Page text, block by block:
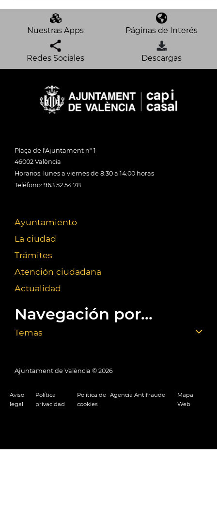
Nuestras Apps Páginas de Interés
Redes Sociales Descargas
Plaça de l'Ajuntament nº 1
46002 València
Horarios: lunes a viernes de 8:30 a 14:00 horas
Teléfono: 963 52 54 78
Ayuntamiento
La ciudad
Trámites
Atención ciudadana
Actualidad
Navegación por...
Temas
Ajuntament de València © 2026
Aviso
legal
Política
privacidad
Política de
cookies
Agencia Antifraude
Mapa
Web